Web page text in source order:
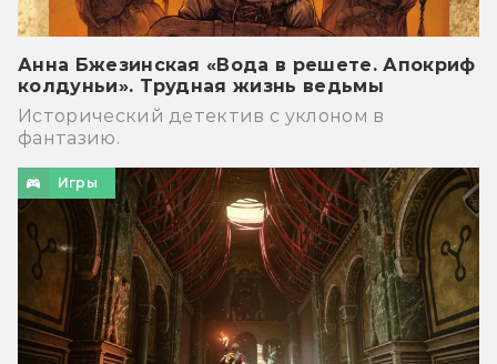
Анна Бжезинская «Вода в решете. Апокриф
колдуньи». Трудная жизнь ведьмы
Исторический детектив с уклоном в
фантазию.
Игры